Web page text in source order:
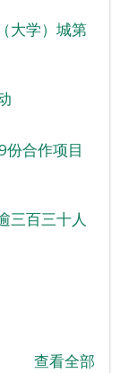
大学）城第
合作项目
三百三十人
查看全部